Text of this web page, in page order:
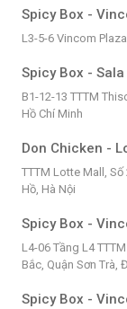
Spicy Box -
L3-5-6 Vincom
Spicy Box -
B1-12-13 TTTM
Hồ Chí Minh
Don Chicken -
TTTM Lotte Mall, Số
Hồ, Hà Nội
Spicy Box -
L4-06 Tầng L4
Bắc, Quận Sơn Trà,
Spicy Box -